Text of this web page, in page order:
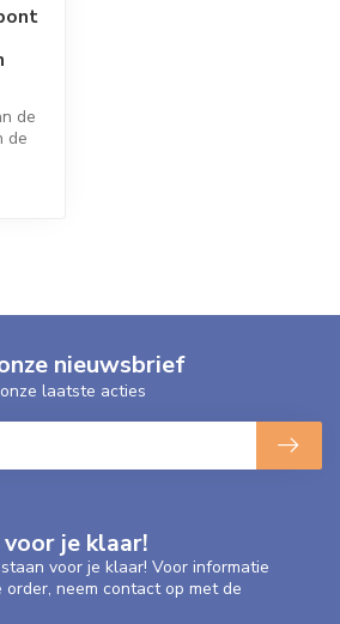
de
de
je klaar!
voor je klaar! Voor informatie
neem contact op met de
nieuwsbrief
laatste acties